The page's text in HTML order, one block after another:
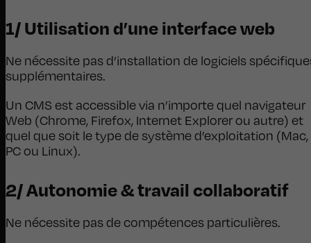
1/ Utilisation d’une interface web
Ne nécessite pas d’installation de logiciels
supplémentaires.
Un CMS est accessible via n’importe quel navigateur
Web (Chrome, Firefox, Internet Explorer ou autre) et
quel que soit le type de système d’exploitation (Mac,
PC ou Linux).
2/ Autonomie & travail collaboratif
Ne nécessite pas de compétences particulières.